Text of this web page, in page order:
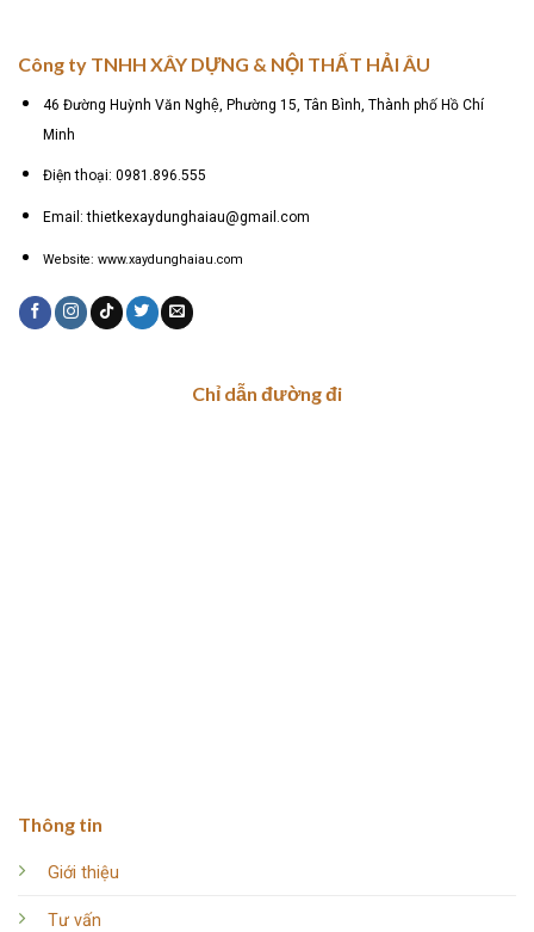
Công ty TNHH XÂY DỰNG & NỘI THẤT HẢI ÂU
46 Đường Huỳnh Văn Nghệ, Phường 15, Tân Bình, Thành phố Hồ Chí
Minh
Điện thoại: 0981.896.555
Email: thietkexaydunghaiau@gmail.com
Website: www.xaydunghaiau.com
Thông tin
Giới thiệu
Tư vấn
Chỉ dẫn đường đi